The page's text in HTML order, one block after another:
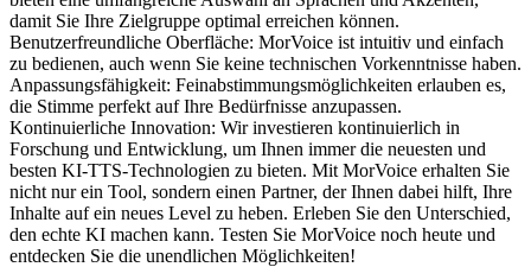
damit Sie Ihre Zielgruppe optimal erreichen können.
Benutzerfreundliche Oberfläche: MorVoice ist intuitiv und einfach
zu bedienen, auch wenn Sie keine technischen Vorkenntnisse haben.
Anpassungsfähigkeit: Feinabstimmungsmöglichkeiten erlauben es,
die Stimme perfekt auf Ihre Bedürfnisse anzupassen.
Kontinuierliche Innovation: Wir investieren kontinuierlich in
Forschung und Entwicklung, um Ihnen immer die neuesten und
besten KI-TTS-Technologien zu bieten. Mit MorVoice erhalten Sie
nicht nur ein Tool, sondern einen Partner, der Ihnen dabei hilft, Ihre
Inhalte auf ein neues Level zu heben. Erleben Sie den Unterschied,
den echte KI machen kann. Testen Sie MorVoice noch heute und
entdecken Sie die unendlichen Möglichkeiten!